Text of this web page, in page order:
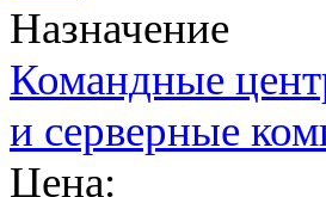
Назначение
Командные
и серверные
Цена: